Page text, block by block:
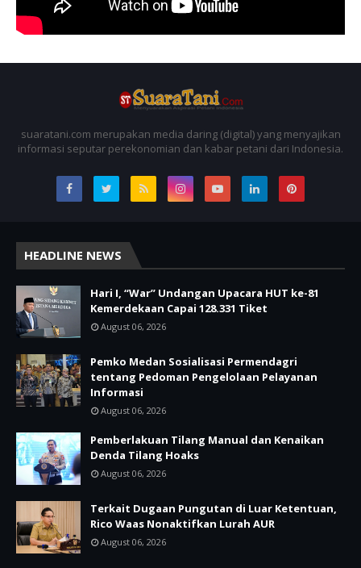
suaratani.com merupakan media daring (digital) yang menyajikan
informasi seputar perekonomian dan kabar petani dari Indonesia.
HEADLINE NEWS
Hari I, “War” Undangan Upacara HUT ke-81
Kemerdekaan Capai 128.331 Tiket
August 06, 2026
Pemko Medan Sosialisasi Permendagri
tentang Pedoman Pengelolaan Pelayanan
Informasi
August 06, 2026
Pemberlakuan Tilang Manual dan Kenaikan
Denda Tilang Hoaks
August 06, 2026
Terkait Dugaan Pungutan di Luar Ketentuan,
Rico Waas Nonaktifkan Lurah AUR
August 06, 2026